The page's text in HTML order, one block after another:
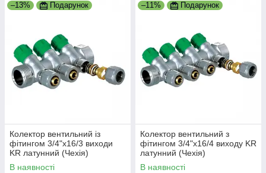
–13% Подарунок
Колектор вентильний із
фітингом 3/4"x16/3 виходи
KR латунний (Чехія)
В наявності
–11% Подарунок
Колектор вентильний з
фітингом 3/4"x16/4 виходу KR
латунний (Чехія)
В наявності